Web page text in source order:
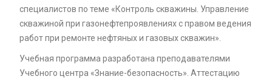
специалистов по теме «Контроль скважины. Управление
скважиной при газонефтепроявлениях с правом ведения
работ при ремонте нефтяных и газовых скважин».
Учебная программа разработана преподавателями
Учебного центра «Знание-безопасность». Аттестацию